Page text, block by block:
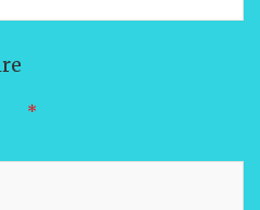
publiée.
*